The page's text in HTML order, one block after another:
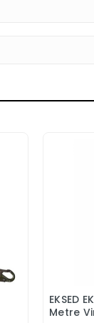
EKSED
Metre